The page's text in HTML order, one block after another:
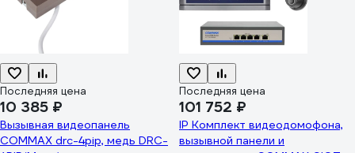
Последняя цена
10 385 ₽
Вызывная видеопанель
COMMAX drc-4pip, медь DRC-
Последняя цена
101 752 ₽
IP Комплект видеодомофона,
вызывной панели и